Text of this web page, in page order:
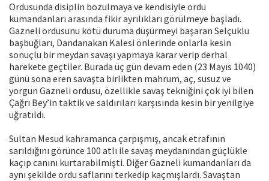
Ordusunda disiplin bozulmaya ve kendisiyle ordu
kumandanları arasında fikir ayrılıkları görülmeye başladı.
Gazneli ordusunu kötü duruma düşürmeyi başaran Selçuklu
başbuğları, Dandanakan Kalesi önlerinde onlarla kesin
sonuçlu bir meydan savaşı yapmaya karar verip derhal
harekete geçtiler. Burada üç gün devam eden (23 Mayıs 1040)
günü sona eren savaşta birlikten mahrum, aç, susuz ve
yorgun Gazneli ordusu, özellikle savaş tekniğini çok iyi bilen
Çağrı Bey’in taktik ve saldırıları karşısında kesin bir yenilgiye
uğratıldı.
Sultan Mesud kahramanca çarpışmış, ancak etrafının
sarıldığını görünce 100 atlı ile savaş meydanından güçlükle
kaçıp canını kurtarabilmişti. Diğer Gazneli kumandanları da
aynı şekilde ordu saflarını terkedip kaçmışlardı. Savaştan